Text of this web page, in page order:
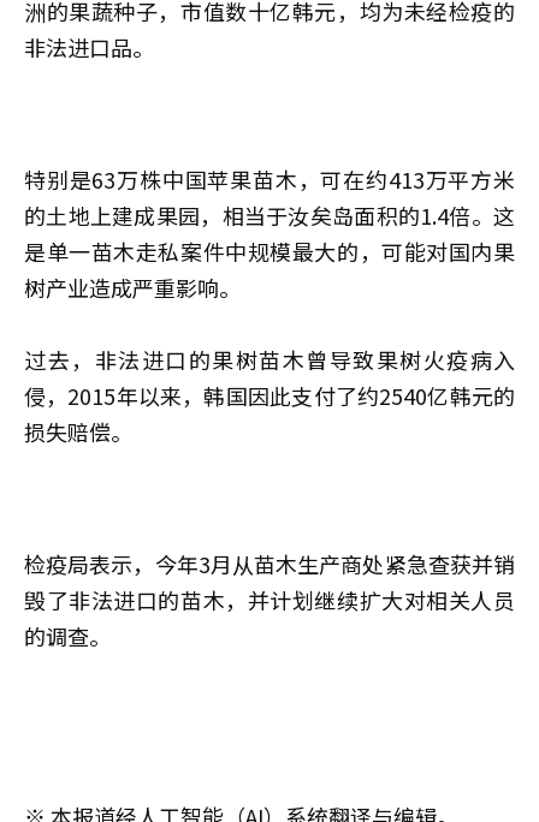
洲的果蔬种子，市值数十亿韩元，均为未经检疫的
非法进口品。
特别是63万株中国苹果苗木，可在约413万平方米
的土地上建成果园，相当于汝矣岛面积的1.4倍。这
是单一苗木走私案件中规模最大的，可能对国内果
树产业造成严重影响。
过去，非法进口的果树苗木曾导致果树火疫病入
侵，2015年以来，韩国因此支付了约2540亿韩元的
损失赔偿。
检疫局表示，今年3月从苗木生产商处紧急查获并销
毁了非法进口的苗木，并计划继续扩大对相关人员
的调查。
※ 本报道经人工智能（AI）系统翻译与编辑。